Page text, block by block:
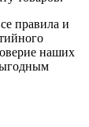
правила и
наших